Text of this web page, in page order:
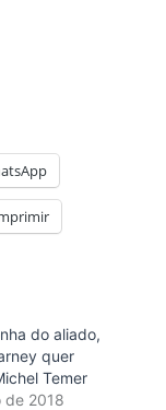
do aliado,
quer
Temer
de 2018